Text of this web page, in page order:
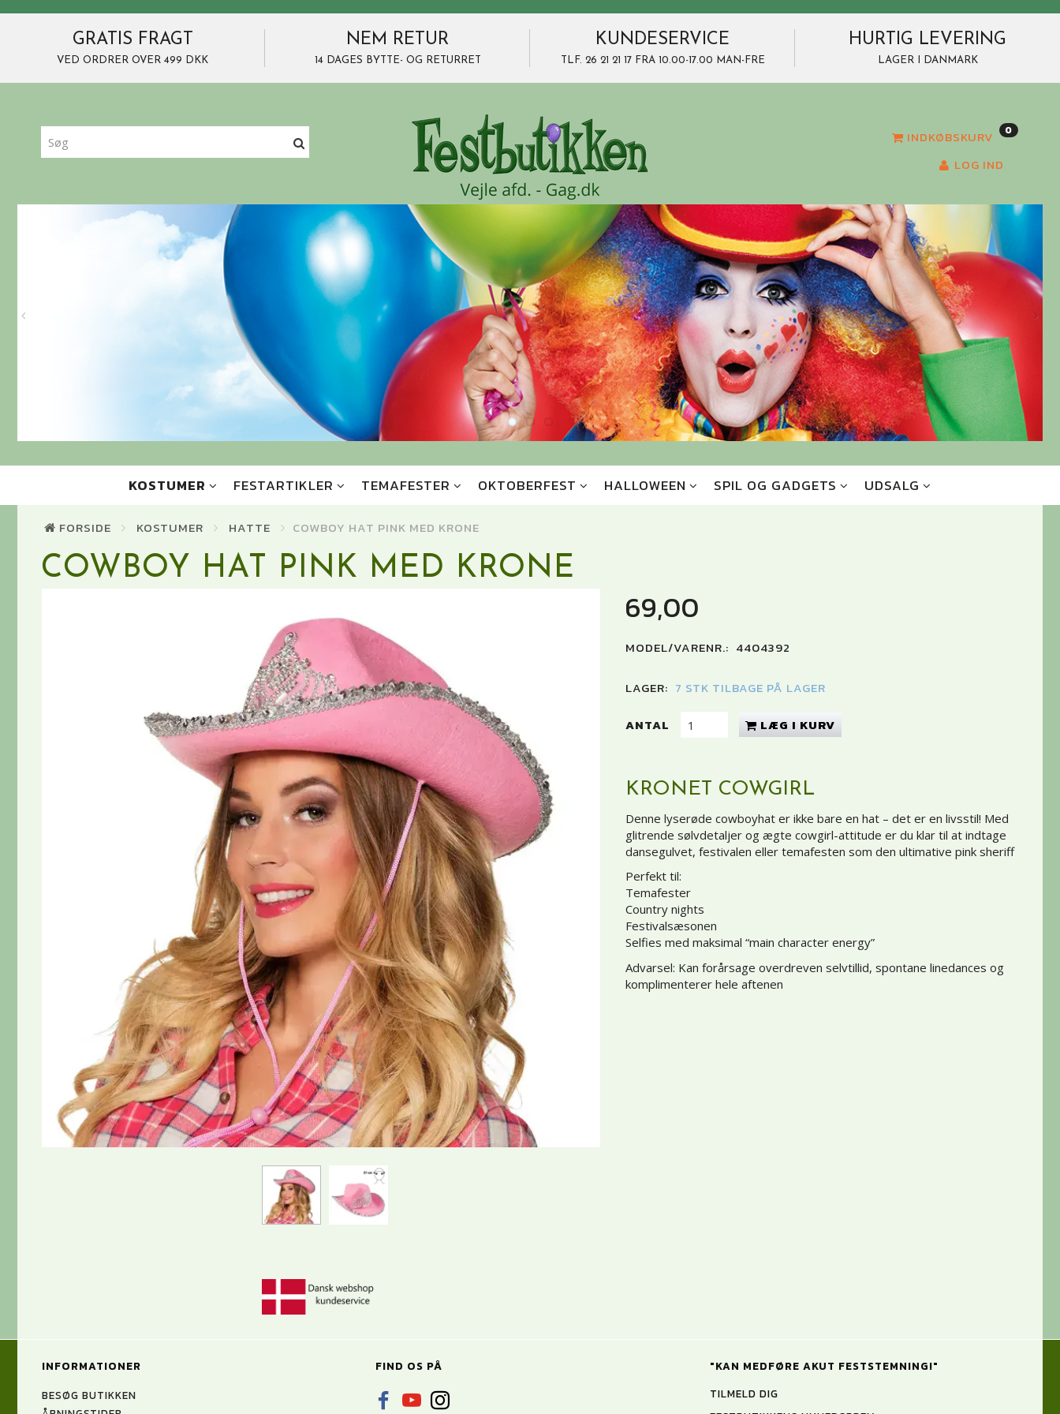
GRATIS FRAGT
VED ORDRER OVER 499 DKK
NEM RETUR
14 DAGES BYTTE- OG RETURRET
KUNDESERVICE
TLF. 26 21 21 17 FRA 10.00-17.00 MAN-FRE
HURTIG LEVERING
LAGER I DANMARK
INDKØBSKURV 0
LOG IND
KOSTUMER FESTARTIKLER TEMAFESTER OKTOBERFEST HALLOWEEN SPIL OG GADGETS UDSALG
FORSIDE KOSTUMER HATTE COWBOY HAT PINK MED KRONE
COWBOY HAT PINK MED KRONE
69,00
MODEL/VARENR.: 4404392
LAGER: 7 STK TILBAGE PÅ LAGER
ANTAL LÆG I KURV
KRONET COWGIRL
Denne lyserøde cowboyhat er ikke bare en hat – det er en livsstil! Med
glitrende sølvdetaljer og ægte cowgirl-attitude er du klar til at indtage
dansegulvet, festivalen eller temafesten som den ultimative pink sheriff
Perfekt til:
Temafester
Country nights
Festivalsæsonen
Selfies med maksimal “main character energy”
Advarsel: Kan forårsage overdreven selvtillid, spontane linedances og
komplimenterer hele aftenen
INFORMATIONER
BESØG BUTIKKEN
FIND OS PÅ
"KAN MEDFØRE AKUT FESTSTEMNING!"
TILMELD DIG